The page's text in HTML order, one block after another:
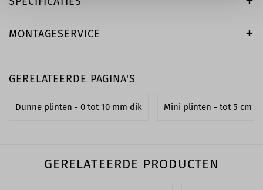
MONTAGESERVICE
GERELATEERDE PAGINA'S
Dunne plinten - 0 tot 10 mm dik Mini plinten - tot 5 cm
GERELATEERDE PRODUCTEN